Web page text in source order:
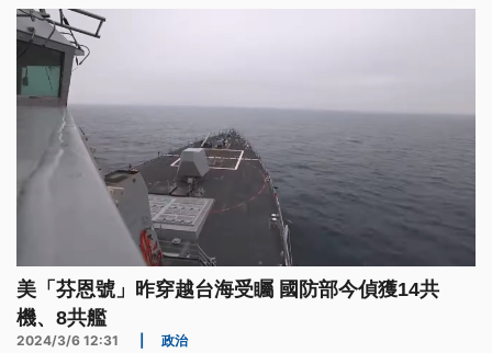
美「芬恩號」昨穿越台海受矚 國防部今偵獲14共
機、8共艦
2024/3/6 12:31 政治